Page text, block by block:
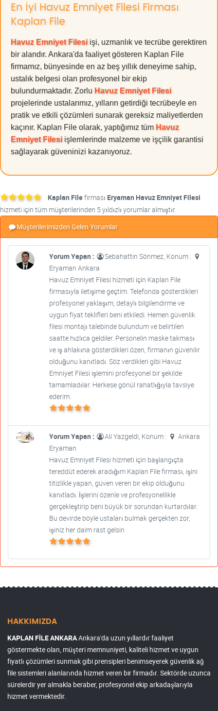
En İyi Havuz Emniyet Filesi Firması
Kaplan File
Havuz Emniyet Filesi işi, uzmanlık ve tecrübe gerektiren
bir alandır. Ankara'da faaliyet gösteren Kaplan File
firmamız, bünyesinde en az beş yıllık deneyime sahip,
ustalık belgesi olan profesyonel bir ekip
bulundurmaktadır. Zorlu Havuz Emniyet Filesi
projelerinde ustalarımız, yılların getirdiği tecrübeyle en
pratik ve etkili çözümleri sunarak gereksiz maliyetlerden
kaçınır. Kaplan File olarak, yaptığımız tüm Havuz
Emniyet Filesi işlemlerinde malzeme ve işçilik garantisi
sağlayarak güveninizi kazanıyoruz.
Kaplan Filefirması Eryaman Havuz Emniyet Filesi
hizmeti için tüm müşterilerinden 5 yıldızlı yorumlar almıştır.
Müşterilerimizden Gelen Yorumlar
Yorum Yapan :
Sebahattin Sönmez, Konum :
Eryaman Ankara
Havuz Emniyet Filesi hizmeti için Kaplan File
firmasıyla iletişime geçtim. Telefonda gösterdikleri
profesyonel yaklaşım, detaylı bilgilendirme ve
uygun fiyat teklifleri beni etkiledi. Hemen güvenlik
filesi montajı talebinde bulundum ve belirtilen
saatte hızlıca geldiler. Personelin maske takması
ve iş ahlakına gösterdikleri özen, firmanın güvenilir
olduğunu kanıtladı. Söz verdikleri gibi Havuz
Emniyet Filesi işlemini profesyonel bir şekilde
tamamladılar. Herkese gönül rahatlığıyla tavsiye
ederim.
Yorum Yapan : Ali Yazgeldi, Konum :
Ankara
Eryaman
Havuz Emniyet Filesi hizmeti için başlangıçta
tereddüt ederek aradığım Kaplan File firması, işini
titizlikle yapan, güven veren bir ekip olduğunu
kanıtladı. İşlerini özenle ve profesyonellikle
gerçekleştirip beni büyük bir sorundan kurtardılar.
Bu devirde böyle ustaları bulmak gerçekten zor,
işiniz her daim rast gelsin
HAKKIMIZDA
KAPLAN FİLE ANKARAAnkara'da uzun yıllardır faaliyet
göstermekte olan, müşteri memnuniyeti, kaliteli hizmet ve uygun
fiyatlı çözümleri sunmak gibi prensipleri benimseyerek güvenlik ağ
file sistemleri alanlarında hizmet veren bir firmadır. Sektörde uzunca
sürelerdir yer almakla beraber, profesyonel ekip arkadaşlarıyla
hizmet vermektedir.